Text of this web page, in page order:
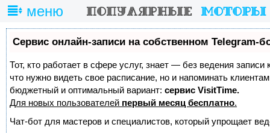
меню
Сервис онлайн-записи на собственном Telegram-
Тот, кто работает в сфере услуг, знает — без ведения записи
что нужно видеть свое расписание, но и напоминать
бюджетный и оптимальный вариант: сервис VisitTime.
Для новых пользователей первый месяц бесплатно.
Чат-бот для мастеров и специалистов, который упрощает